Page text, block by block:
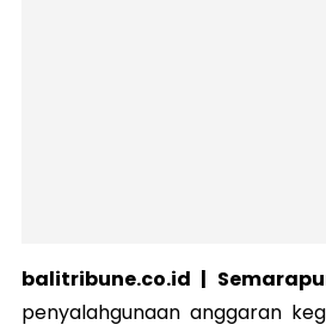
balitribune.co.id |
penyalahgunaan anggaran